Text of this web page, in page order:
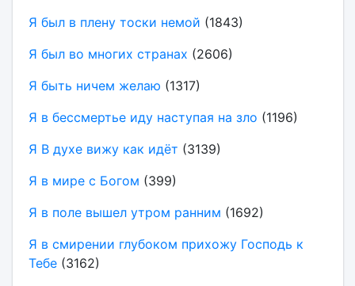
Я был в плену тоски немой (1843)
Я был во многих странах (2606)
Я быть ничем желаю (1317)
Я в бессмертье иду наступая на зло (1196)
Я В духе вижу как идёт (3139)
Я в мире с Богом (399)
Я в поле вышел утром ранним (1692)
Я в смирении глубоком прихожу Господь к
Тебе(3162)